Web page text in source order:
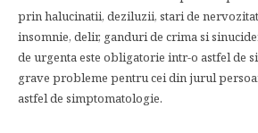
prin halucinatii, deziluzii, stari de
insomnie, delir, ganduri de crima si
de urgenta este obligatorie intr-o astfel de
grave probleme pentru cei din jurul
astfel de simptomatologie.